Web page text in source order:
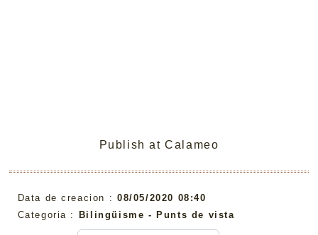
Publish at Calameo
Data de creacion : 08/05/2020 08:40
Categoria : Bilingüisme -Punts de vista